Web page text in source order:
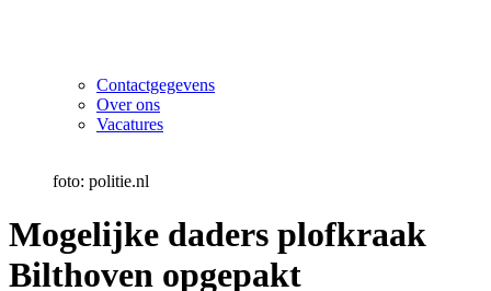
Contactgegevens
Over ons
Vacatures
foto: politie.nl
Mogelijke daders plofkraak
Bilthoven opgepakt